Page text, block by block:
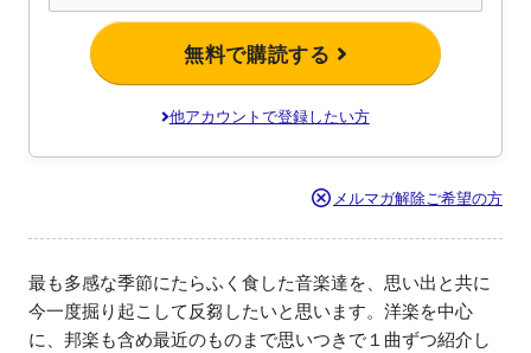
無料で購読する
他アカウントで登録したい方
メルマガ解除ご希望の方
最も多感な季節にたらふく食した音楽達を、思い出と共に
今一度掘り起こして反芻したいと思います。洋楽を中心
に、邦楽も含め最近のものまで思いつきで１曲ずつ紹介し